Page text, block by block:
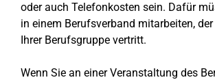
oder auch Telefonkosten sein. Dafür
in einem Berufsverband mitarbeiten,
Ihrer Berufsgruppe vertritt.
Wenn Sie an einer Veranstaltung des